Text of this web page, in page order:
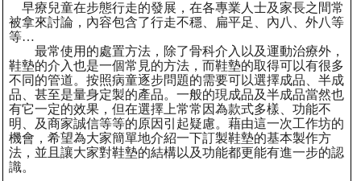
早療兒童在步態行走的發展，在各專業人士及家長之間常
被拿來討論，內容包含了行走不穩、扁平足、內八、外八等
等…
最常使用的處置方法，除了骨科介入以及運動治療外，
鞋墊的介入也是一個常見的方法，而鞋墊的取得可以有很多
不同的管道。按照病童逐步問題的需要可以選擇成品、半成
品、甚至是量身定製的產品。一般的現成品及半成品當然也
有它一定的效果，但在選擇上常常因為款式多樣、功能不
明、及商家誠信等等的原因引起疑慮。藉由這一次工作坊的
機會，希望為大家簡單地介紹一下訂製鞋墊的基本製作方
法，並且讓大家對鞋墊的結構以及功能都更能有進一步的認
識。